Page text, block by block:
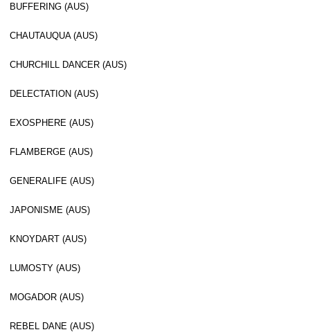
BUFFERING (AUS)
CHAUTAUQUA (AUS)
CHURCHILL DANCER (AUS)
DELECTATION (AUS)
EXOSPHERE (AUS)
FLAMBERGE (AUS)
GENERALIFE (AUS)
JAPONISME (AUS)
KNOYDART (AUS)
LUMOSTY (AUS)
MOGADOR (AUS)
REBEL DANE (AUS)